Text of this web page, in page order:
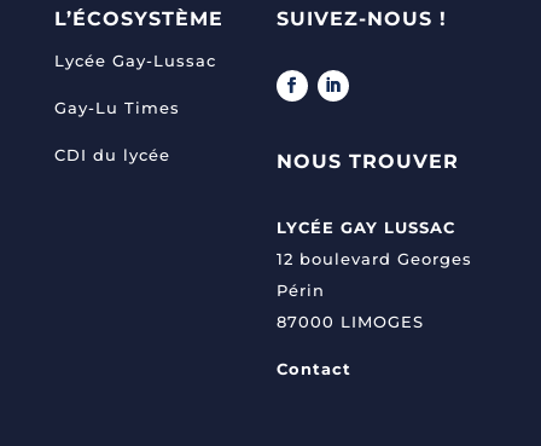
L’ÉCOSYSTÈME
Lycée Gay-Lussac
Gay-Lu Times
CDI du lycée
SUIVEZ-NOUS !
NOUS TROUVER
LYCÉE GAY LUSSAC
12 boulevard Georges
Périn
87000 LIMOGES
Contact